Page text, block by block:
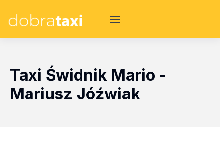
Taxi Świdnik Mario -
Mariusz Jóźwiak